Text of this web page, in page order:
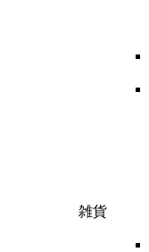
雑貨